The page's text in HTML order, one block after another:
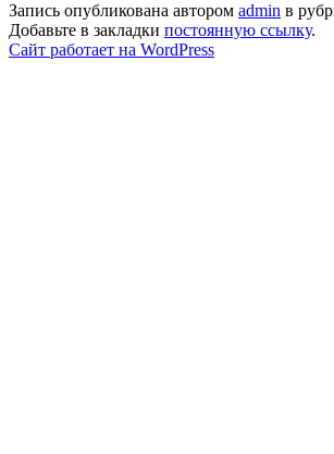
Запись опубликована автором admin в
Добавьте в закладки постоянную ссылку.
Сайт работает на WordPress